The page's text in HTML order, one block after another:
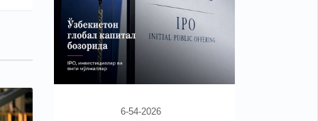
6-54-2026